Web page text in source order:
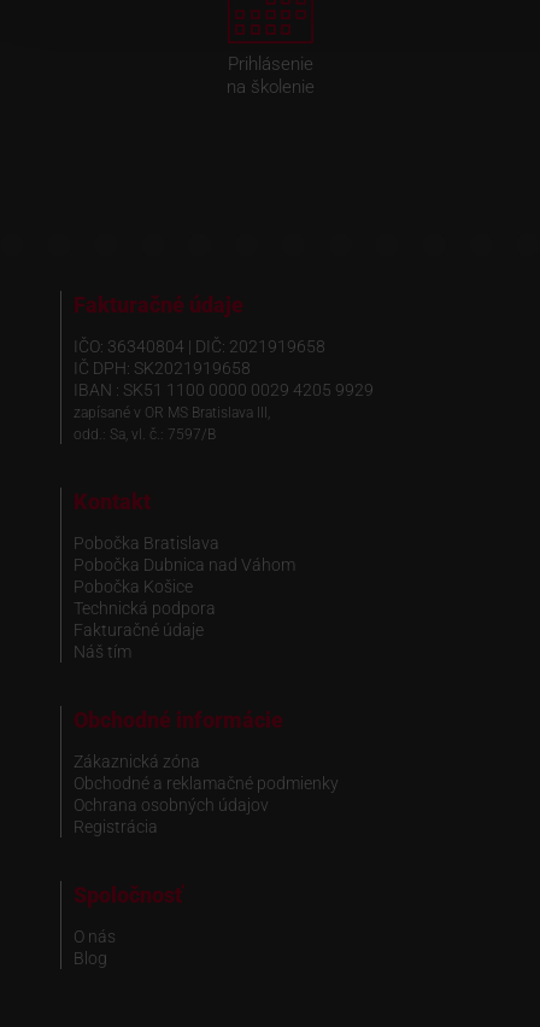
Prihlásenie
na školenie
Fakturačné údaje
IČO: 36340804 | DIČ: 2021919658
IČ DPH: SK2021919658
IBAN : SK51 1100 0000 0029 4205 9929
zapísané v OR MS Bratislava III,
odd.: Sa, vl. č.: 7597/B
Kontakt
Pobočka Bratislava
Pobočka Dubnica nad Váhom
Pobočka Košice
Technická podpora
Fakturačné údaje
Náš tím
Obchodné informácie
Zákaznická zóna
Obchodné a reklamačné podmienky
Ochrana osobných údajov
Registrácia
Spoločnosť
O nás
Blog